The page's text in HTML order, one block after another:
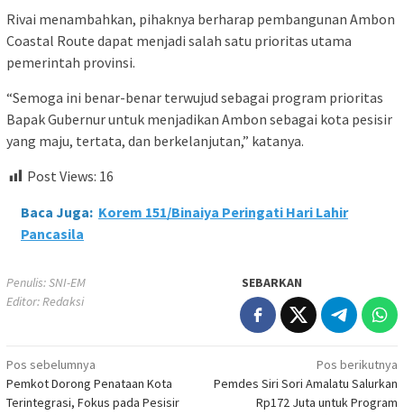
Rivai menambahkan, pihaknya berharap pembangunan Ambon
Coastal Route dapat menjadi salah satu prioritas utama
pemerintah provinsi.
“Semoga ini benar-benar terwujud sebagai program prioritas
Bapak Gubernur untuk menjadikan Ambon sebagai kota pesisir
yang maju, tertata, dan berkelanjutan,” katanya.
Post Views: 16
Baca Juga: Korem 151/Binaiya Peringati Hari Lahir
Pancasila
Penulis: SNI-EM
Editor: Redaksi
SEBARKAN
Navigasi
pos
Pos sebelumnya
Pemkot Dorong Penataan Kota
Terintegrasi, Fokus pada Pesisir
Pos berikutnya
Pemdes Siri Sori Amalatu Salurkan
Rp172 Juta untuk Program